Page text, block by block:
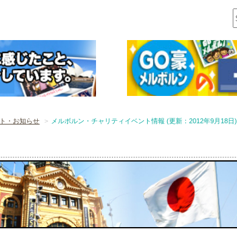
・お知らせ メルボルン・チャリティイベント情報 (更新：2012年9月18日)